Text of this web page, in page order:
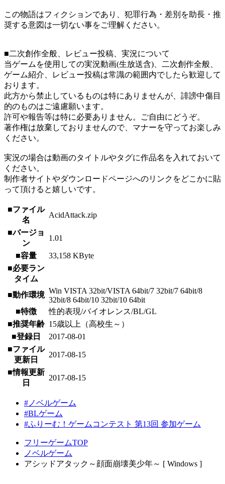
この物語はフィクションであり、犯罪行為・差別を助長・推
奨する意図は一切ない事をご理解ください。
■二次創作全般、レビュー投稿、実況について
当ゲームを使用しての実況動画(生放送含)、二次創作全般、
ゲーム紹介、レビュー投稿は常識の範囲内でしたら歓迎して
おります。
此方から禁止しているものは特にありませんが、誹謗中傷目
的のものはご遠慮願います。
許可や報告等は特に必要ありません。ご自由にどうぞ。
著作権は放棄しておりませんので、マナーを守ってお楽しみ
ください。
実況の場合は動画のタイトルやタグに作品名を入れておいて
ください。
制作者サイトやダウンロードページへのリンクをどこかに貼
って頂けると嬉しいです。
■ファイル
名
AcidAttack.zip
■バージョ
ン
1.01
■容量
33,158 KByte
■必要ラン
タイム
■動作環境 Win VISTA 32bit/VISTA 64bit/7 32bit/7 64bit/8
32bit/8 64bit/10 32bit/10 64bit
■特徴
性的表現/バイオレンス/BL/GL
■推奨年齢 15歳以上（高校生～）
■登録日
2017-08-01
■ファイル
更新日
2017-08-15
■情報更新
日
2017-08-15
#ノベルゲーム
#BLゲーム
#ふりーむ！ゲームコンテスト 第13回 参加ゲーム
フリーゲームTOP
ノベルゲーム
アシッドアタック～顔面崩壊美少年～ [ Windows ]